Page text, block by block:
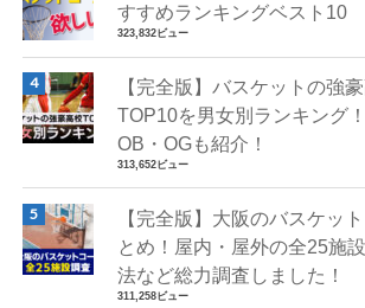
すすめランキングベスト10
323,832ビュー
【完全版】バスケットの強
TOP10を男女別ランキング
OB・OGも紹介！
313,652ビュー
【完全版】大阪のバスケッ
とめ！屋内・屋外の全25施
法など総力調査しました！
311,258ビュー